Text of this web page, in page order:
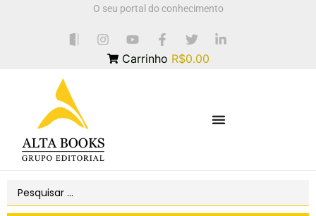
O seu portal do conhecimento
Carrinho R$0.00